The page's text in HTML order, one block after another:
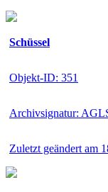
Schüssel
Objekt-ID: 351
Archivsignatur:
Zuletzt geändert am